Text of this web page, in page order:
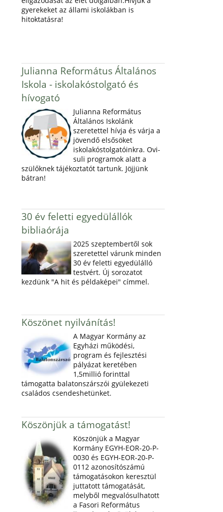
gyerekeket az állami iskolákban is
hitoktatásra!
Julianna Református Általános
Iskola - iskolakóstolgató és
hívogató
Julianna Református
Általános Iskolánk
szeretettel hívja és várja a
jövendő elsősöket
iskolakóstolgatóinkra. Ovi-
suli programok alatt a
szülőknek tájékoztatót tartunk. Jöjjünk
bátran!
30 év feletti egyedülállók
bibliaórája
2025 szeptembertől sok
szeretettel várunk minden
30 év feletti egyedülálló
testvért. Új sorozatot
kezdünk "A hit és példaképei" címmel.
Köszönet nyilvánítás!
A Magyar Kormány az
Egyházi működési,
program és fejlesztési
pályázat keretében
1,5millió forinttal
támogatta balatonszárszói gyülekezeti
családos csendeshetünket.
Köszönjük a támogatást!
Köszönjük a Magyar
Kormány EGYH-EOR-20-P-
0030 és EGYH-EOR-20-P-
0112 azonosítószámú
támogatásokon keresztül
juttatott támogatását,
melyből megvalósulhatott
a Fasori Református